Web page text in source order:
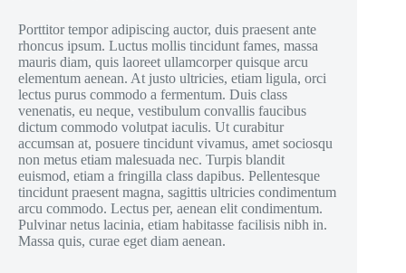
Porttitor tempor adipiscing auctor, duis praesent ante
rhoncus ipsum. Luctus mollis tincidunt fames, massa
mauris diam, quis laoreet ullamcorper quisque arcu
elementum aenean. At justo ultricies, etiam ligula, orci
lectus purus commodo a fermentum. Duis class
venenatis, eu neque, vestibulum convallis faucibus
dictum commodo volutpat iaculis. Ut curabitur
accumsan at, posuere tincidunt vivamus, amet sociosqu
non metus etiam malesuada nec. Turpis blandit
euismod, etiam a fringilla class dapibus. Pellentesque
tincidunt praesent magna, sagittis ultricies condimentum
arcu commodo. Lectus per, aenean elit condimentum.
Pulvinar netus lacinia, etiam habitasse facilisis nibh in.
Massa quis, curae eget diam aenean.